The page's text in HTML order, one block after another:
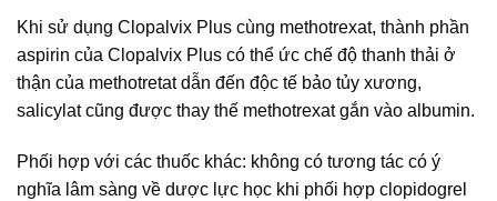
Khi sử dụng Clopalvix Plus cùng methotrexat, thành phần
aspirin của Clopalvix Plus có thể ức chế độ thanh thải ở
thận của methotretat dẫn đến độc tế bảo tủy xương,
salicylat cũng được thay thế methotrexat gắn vào albumin.
Phối hợp với các thuốc khác: không có tương tác có ý
nghĩa lâm sàng về dược lực học khi phối hợp clopidogrel